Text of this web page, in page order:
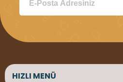
HIZLI MENÜ